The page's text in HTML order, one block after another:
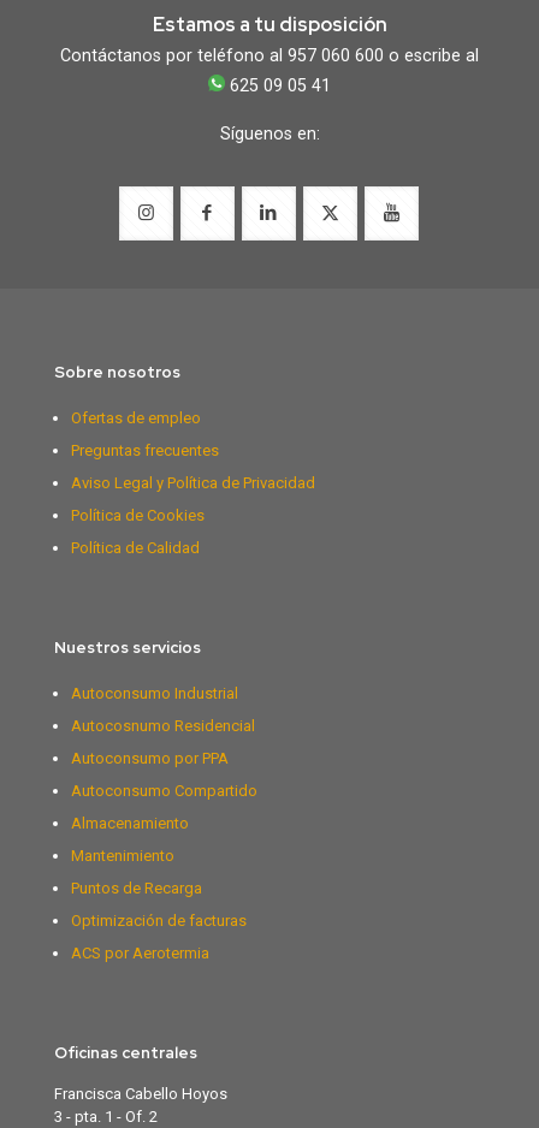
Estamos a tu disposición
Contáctanos por teléfono al 957 060 600 o escribe al
625 09 05 41
Síguenos en:
Sobre nosotros
Ofertas de empleo
Preguntas frecuentes
Aviso Legal y Política de Privacidad
Política de Cookies
Política de Calidad
Nuestros servicios
Autoconsumo Industrial
Autocosnumo Residencial
Autoconsumo por PPA
Autoconsumo Compartido
Almacenamiento
Mantenimiento
Puntos de Recarga
Optimización de facturas
ACS por Aerotermia
Oficinas centrales
Francisca Cabello Hoyos
3 - pta. 1 - Of. 2